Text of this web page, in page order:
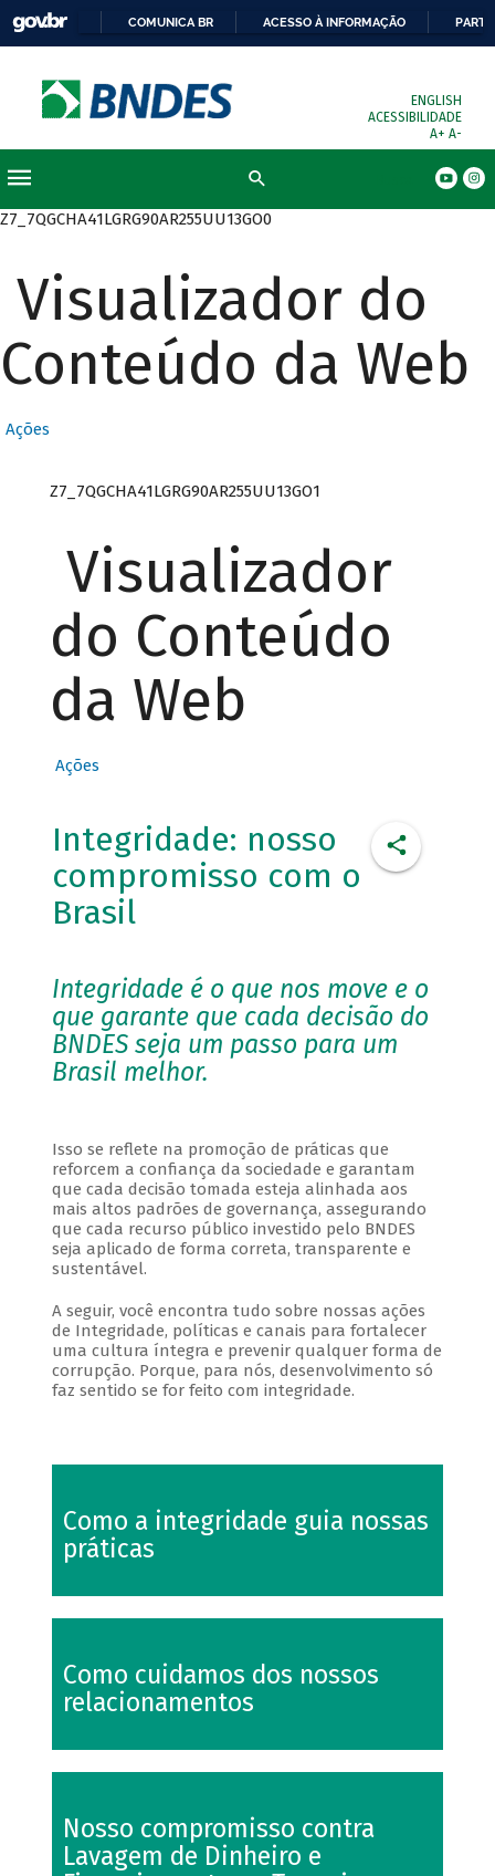
COMUNICA BR ACESSO À INFORMAÇÃO
ENGLISH
ACESSIBILIDADE
A+ A-
Z7_7QGCHA41LGRG90AR255UU13GO0
Visualizador do
Conteúdo da Web
Ações
Z7_7QGCHA41LGRG90AR255UU13GO1
Visualizador
do Conteúdo
da Web
Ações
Integridade: nosso
compromisso com o
Brasil
Integridade é o que nos move e o
que garante que cada decisão do
BNDES seja um passo para um
Brasil melhor.
Isso se reflete na promoção de práticas que
reforcem a confiança da sociedade e garantam
que cada decisão tomada esteja alinhada aos
mais altos padrões de governança, assegurando
que cada recurso público investido pelo BNDES
seja aplicado de forma correta, transparente e
sustentável.
A seguir, você encontra tudo sobre nossas ações
de Integridade, políticas e canais para fortalecer
uma cultura íntegra e prevenir qualquer forma de
corrupção. Porque, para nós, desenvolvimento só
faz sentido se for feito com integridade.
Como a integridade guia nossas
práticas
Como cuidamos dos nossos
relacionamentos
Nosso compromisso contra
Lavagem de Dinheiro e